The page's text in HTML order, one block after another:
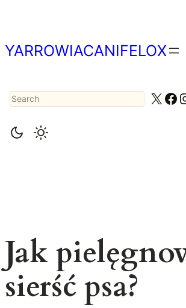
treści
YARROWIACANIFELOX
Search X
Jak
sierść psa?